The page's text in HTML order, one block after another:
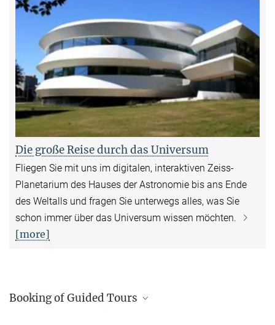
Die große Reise durch das Universum
Fliegen Sie mit uns im digitalen, interaktiven Zeiss-
Planetarium des Hauses der Astronomie bis ans Ende
des Weltalls und fragen Sie unterwegs alles, was Sie
schon immer über das Universum wissen möchten.
[more]
Booking of Guided Tours